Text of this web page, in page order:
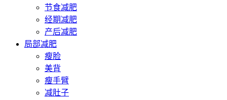
节食减肥
经期减肥
产后减肥
局部减肥
瘦脸
美背
瘦手臂
减肚子